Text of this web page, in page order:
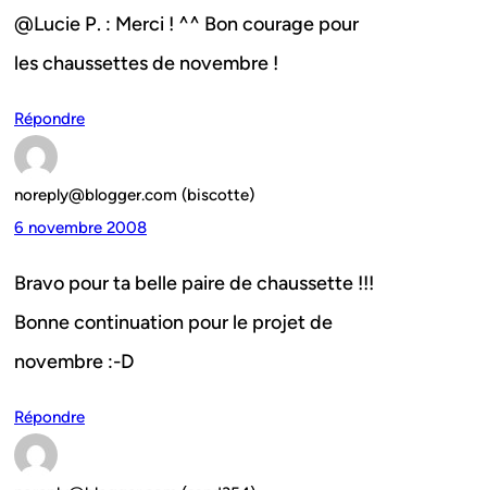
@Lucie P. : Merci ! ^^ Bon courage pour
les chaussettes de novembre !
Répondre
noreply@blogger.com (biscotte)
6 novembre 2008
Bravo pour ta belle paire de chaussette !!!
Bonne continuation pour le projet de
novembre :-D
Répondre